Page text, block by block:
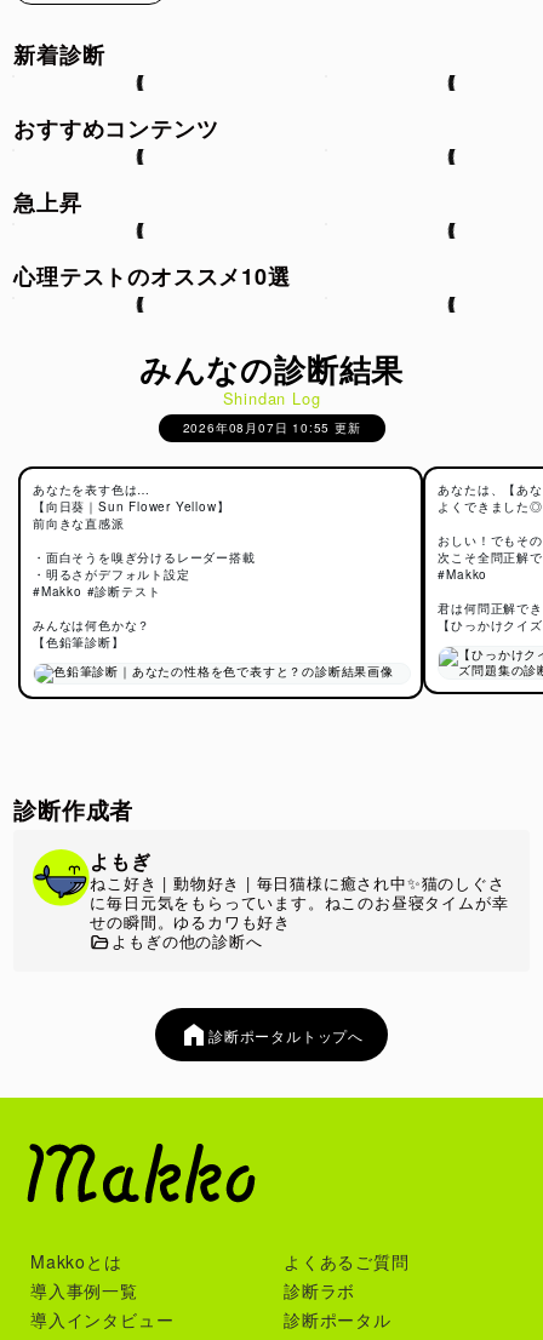
新着診断
おすすめコンテンツ
急上昇
心理テストのオススメ10選
みんなの診断結果
Shindan Log
2026年08月07日 10:55 更新
あなたを表す色は…
【向日葵｜Sun Flower Yellow】
前向きな直感派
・面白そうを嗅ぎ分けるレーダー搭載
・明るさがデフォルト設定
#Makko #診断テスト
みんなは何色かな？
【色鉛筆診断】
あなたは、【あ
よくできました◎
おしい！でもそ
次こそ全問正解
#Makko
君は何問正解で
【ひっかけクイ
診断作成者
よもぎ
ねこ好き | 動物好き | 毎日猫様に癒され中✨猫のしぐさ
に毎日元気をもらっています。ねこのお昼寝タイムが幸
せの瞬間。ゆるカワも好き
よもぎの他の診断へ
診断ポータルトップへ
Makkoとは
導入事例一覧
導入インタビュー
よくあるご質問
診断ラボ
診断ポータル